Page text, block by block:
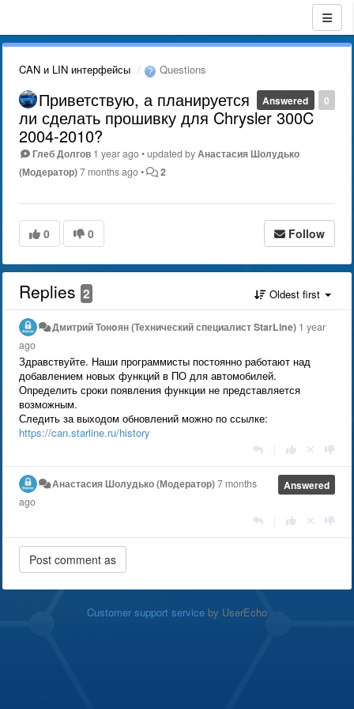
CAN и LIN интерфейсы Questions
0
Answered
Приветствую, а планируется
ли сделать прошивку для Chrysler 300C
2004-2010?
Глеб Долгов 1 year ago•updated byАнастасия Шолудько
(Модератор)7 months ago• 2
0 0 Follow
Replies 2 Oldest first
Дмитрий Тонoян (Технический специалист StarLine) 1 year
ago
Здравствуйте. Наши программисты постоянно работают над
добавлением новых функций в ПО для автомобилей.
Определить сроки появления функции не представляется
возможным.
Следить за выходом обновлений можно по ссылке:
https://can.starline.ru/history
Answered
Анастасия Шолудько (Модератор)7 months
ago
Customer support service by UserEcho